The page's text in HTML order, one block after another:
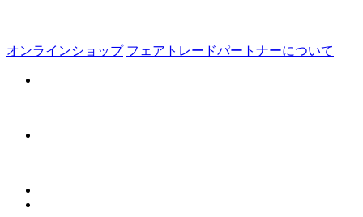
オンラインショップ フェアトレードパートナーについて